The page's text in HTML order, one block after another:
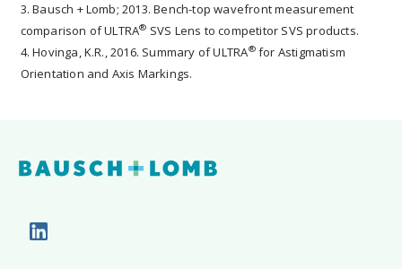
3. Bausch + Lomb; 2013. Bench-top wavefront measurement
comparison of ULTRA® SVS Lens to competitor SVS products.
4. Hovinga, K.R., 2016. Summary of ULTRA®for Astigmatism
Orientation and Axis Markings.